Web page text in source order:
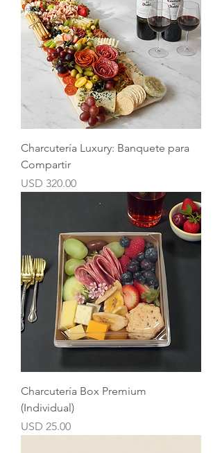
Charcutería Luxury: Banquete para
Compartir
Precio
USD 320.00
Charcutería Box Premium
(Individual)
Precio
USD 25.00